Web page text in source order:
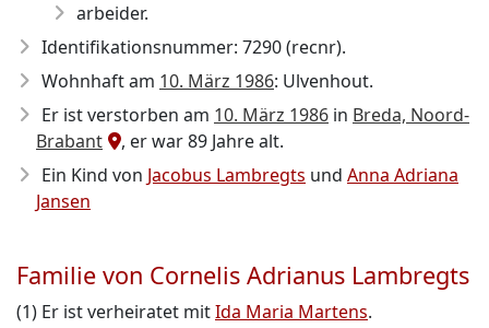
arbeider.
Identifikationsnummer: 7290 (recnr).
Wohnhaft am 10. März 1986: Ulvenhout.
Er ist verstorben am 10. März 1986 in Breda, Noord-
Brabant
, er war 89 Jahre alt.
Ein Kind von Jacobus Lambregts und Anna Adriana
Jansen
Familie von Cornelis Adrianus Lambregts
(1) Er ist verheiratet mitIda Maria Martens.